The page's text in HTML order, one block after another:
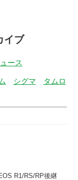
イブ
ース
シグマ
タムロ
R1/RS/RP後継